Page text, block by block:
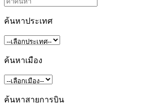
ค้นหาประเทศ
ค้นหาเมือง
ค้นหาสายการบิน